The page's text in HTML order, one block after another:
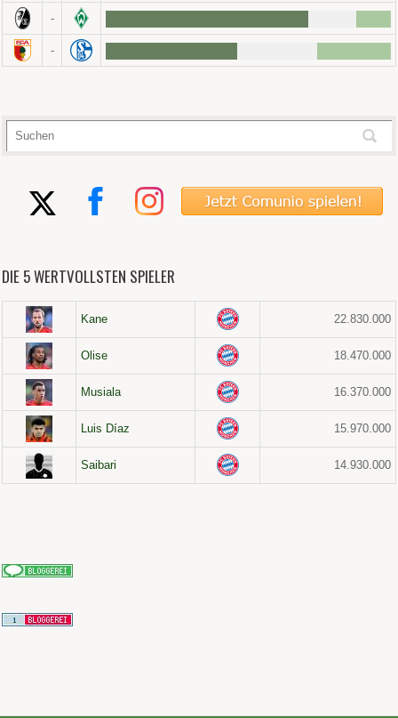
-
-
DIE 5 WERTVOLLSTEN SPIELER
Kane 22.830.000
Olise 18.470.000
Musiala 16.370.000
Luis Díaz 15.970.000
Saibari 14.930.000